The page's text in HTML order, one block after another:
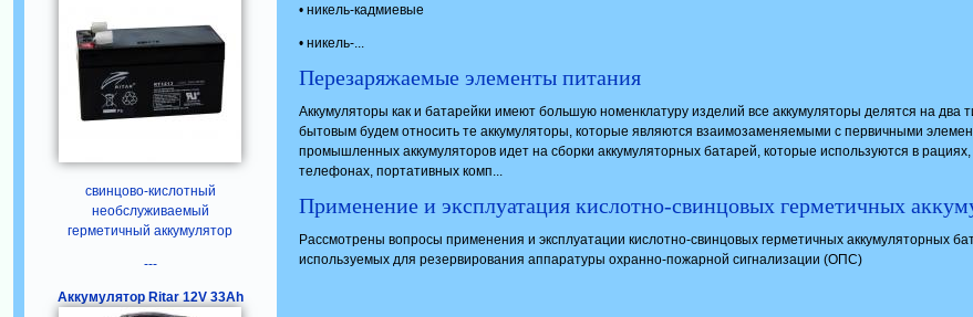
свинцово-кислотный
необслуживаемый
герметичный аккумулятор
---
Аккумулятор Ritar 12V 33Ah
• никель-кадмиевые
• никель-...
Перезаряжаемые элементы питания
Аккумуляторы как и батарейки имеют большую номенклатуру изделий все аккумуляторы делятся на
бытовым будем относить те аккумуляторы, которые являются взаимозаменяемыми с первичными
промышленных аккумуляторов идет на сборки аккумуляторных батарей, которые используются в
телефонах, портативных комп...
Применение и эксплуатация кислотно-свинцовых герметичных
Рассмотрены вопросы применения и эксплуатации кислотно-свинцовых герметичных аккумуляторных
используемых для резервирования аппаратуры охранно-пожарной сигнализации (ОПС)